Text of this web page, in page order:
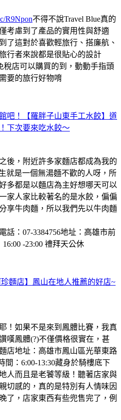
R9Npon不得不說Travel Blue真的
考慮到了產品的實用性與舒適
了這對於喜歡輕旅行、搭廉航、
行者來說都是很貼心的設計
稅店可以購買的到，動動手指頭
要的旅行好物唷
吧！【羅胖子山東手工水餃】道
下次要來吃水餃～
後，附近許多家麵店都成為我的
就是一個無湯麵不歡的人呀，所
多都是以麵店為主好想哪天可以
家人家比較著名的是水餃，偏偏
享牛肉麵，所以我們先以牛肉麵
話：07-3384756地址：高雄市前
-23:00 禮拜天公休
麵店】鳳山在地人推薦的好店~
！如果不是來到鳳體比賽，我真
嘆鳳體(?)不僅價格很實在，甚
店地址：高雄市鳳山區光華東路
間：6:00-13:30藏身於騎樓底下
人而且是老饕等級！聽著店家與
切感的，真的是特別有人情味因
了，店家東西有些兜售完了，例